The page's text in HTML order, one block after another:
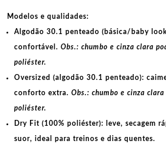
Modelos e qualidades:
Algodão 30.1 penteado (básica/baby
confortável. Obs.: chumbo e cinza clara
poliéster.
Oversized (algodão 30.1 penteado):
conforto extra. Obs.: chumbo e cinza
poliéster.
Dry Fit (100% poliéster): leve, secagem
suor, ideal para treinos e dias quentes.